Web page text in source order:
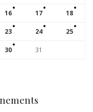
16 17 18
23 24 25
30 31